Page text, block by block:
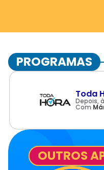
PROGRAMAS
Toda
Depois,
Com
OUTROS